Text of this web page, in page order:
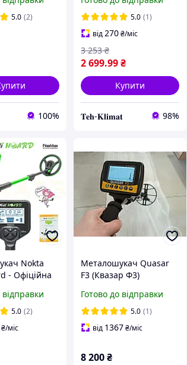
Pointer (2-
5.0 (2)
100%
9020C + пластикова
лопата" Покращена
версія детектора 2026 з
котушкою 7,5 кГц
5.0 (1)
від270₴/міс
2 699.99₴
3 253 ₴
Купити
𝐓𝐞𝐡-𝐊𝐥𝐢𝐦𝐚𝐭 98%
Nokta
- Офіційна
5.0 (2)
₴/міс
Металошукач Quasar
F3 (Квазар Ф3)
Готово до відправки
5.0 (1)
від 1367₴/міс
8 200₴